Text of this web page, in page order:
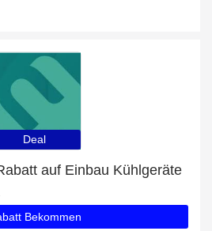
Deal
auf Einbau Kühlgeräte
Bekommen